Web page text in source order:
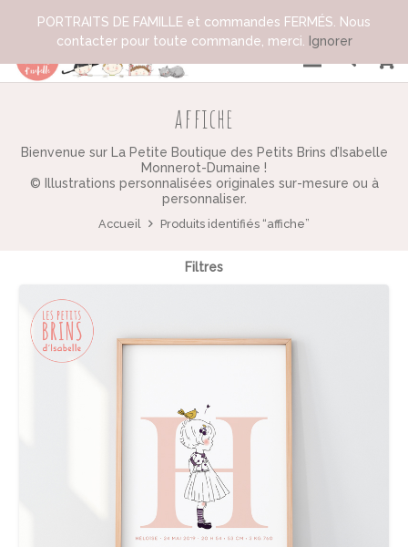
affiche
Bienvenue sur La Petite Boutique des Petits Brins d’Isabelle
Monnerot-Dumaine !
© Illustrations personnalisées originales sur-mesure ou à
personnaliser.
Accueil Produits identifiés “affiche”
Filtres
PORTRAITS DE FAMILLE et commandes FERMÉS. Nous
contacter pour toute commande, merci.
Ignorer